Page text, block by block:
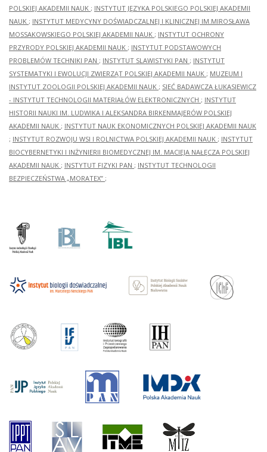
POLSKIEJ AKADEMII NAUK ; INSTYTUT JĘZYKA POLSKIEGO POLSKIEJ AKADEMII
NAUK ; INSTYTUT MEDYCYNY DOŚWIADCZALNEJ I KLINICZNEJ IM.MIROSŁAWA
MOSSAKOWSKIEGO POLSKIEJ AKADEMII NAUK ; INSTYTUT OCHRONY
PRZYRODY POLSKIEJ AKADEMII NAUK ; INSTYTUT PODSTAWOWYCH
PROBLEMÓW TECHNIKI PAN ; INSTYTUT SLAWISTYKI PAN ; INSTYTUT
SYSTEMATYKI I EWOLUCJI ZWIERZĄT POLSKIEJ AKADEMII NAUK ; MUZEUM I
INSTYTUT ZOOLOGII POLSKIEJ AKADEMII NAUK ; SIEĆ BADAWCZA ŁUKASIEWICZ
- INSTYTUT TECHNOLOGII MATERIAŁÓW ELEKTRONICZNYCH ; INSTYTUT
HISTORII NAUKI IM. LUDWIKA I ALEKSANDRA BIRKENMAJERÓW POLSKIEJ
AKADEMII NAUK ; INSTYTUT NAUK EKONOMICZNYCH POLSKIEJ AKADEMII NAUK
; INSTYTUT ROZWOJU WSI I ROLNICTWA POLSKIEJ AKADEMII NAUK ; INSTYTUT
BIOCYBERNETYKI I INŻYNIERII BIOMEDYCZNEJ IM. MACIEJA NAŁĘCZA POLSKIEJ
AKADEMII NAUK ; INSTYTUT FIZYKI PAN ; INSTYTUT TECHNOLOGII
BEZPIECZEŃSTWA „MORATEX” ;